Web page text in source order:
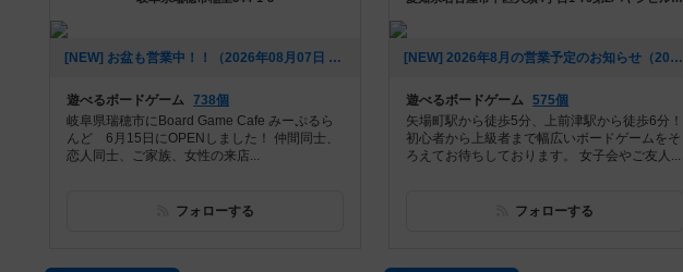
[NEW] お盆も営業中！！（2026年08月07日 00時53分）
遊べるボードゲーム 738個
岐阜県瑞穂市にBoard Game Cafe みーぷるら
んど 6月15日にOPENしました！ 仲間同士、
恋人同士、ご家族、女性の来店...
フォローする
[NEW] 2026年8月の営業予定のお知らせ（2026年08月04日 18時51分）
遊べるボードゲーム 575個
矢場町駅から徒歩5分、上前津駅から徒歩6分！
初心者から上級者まで幅広いボードゲームをそ
ろえてお待ちしております。 女子会やご友人...
フォローする